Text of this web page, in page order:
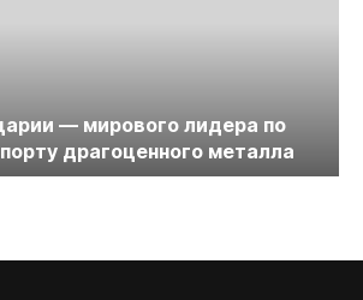
— мирового лидера по
драгоценного металла